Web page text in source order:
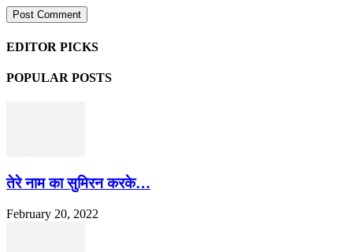
EDITOR PICKS
POPULAR POSTS
तेरे नाम का सुमिरन करके…
February 20, 2022